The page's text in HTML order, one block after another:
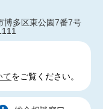
博多区東公園7番7号
てをご覧ください。